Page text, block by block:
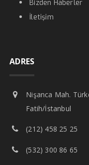
Bizden Haberler
İletişim
ADRES
Nişanca Mah.
Fatih/İstanbul
(212) 458 25 25
(532) 300 86 65